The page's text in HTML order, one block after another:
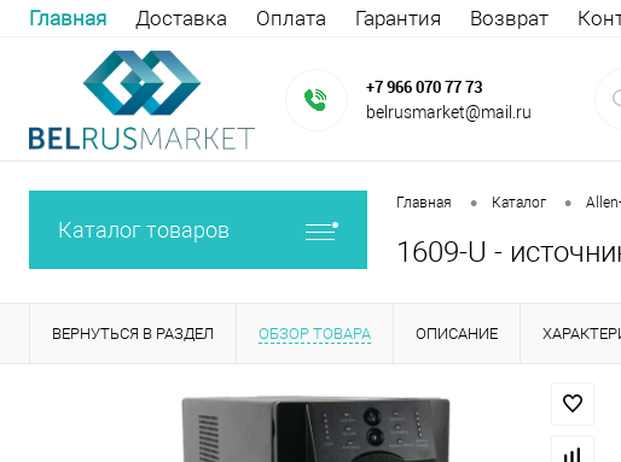
Главная Доставка Оплата Гарантия Возврат
+7 966 070 77 73
belrusmarket@mail.ru
Каталог товаров
Главная • Каталог •
1609-U -
ВЕРНУТЬСЯ В РАЗДЕЛ ОБЗОР ТОВАРА ОПИСАНИЕ